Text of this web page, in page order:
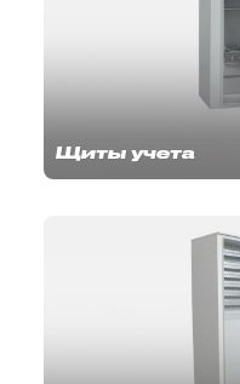
Щиты учета